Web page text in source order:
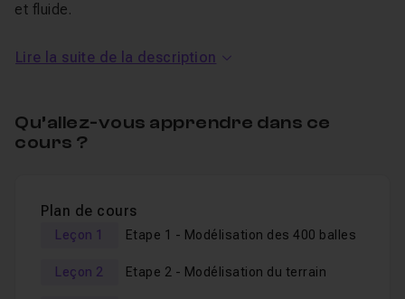
et fluide.
boutons". Nous allons construire une scène complète,
éviter les bugs courants, comment jouer avec la friction
obtenir ce look "Premium" qui fait toute la différence.
Cet atelier est destiné aux personnes intermédiaires
ayant un minimum de connaissances dans l'interface du
Lire la suite de la description
Qu’allez-vous apprendre dans ce
cours ?
Plan de cours
Leçon 1 Etape 1 - Modélisation des 400 balles
Leçon 2 Etape 2 - Modélisation du terrain